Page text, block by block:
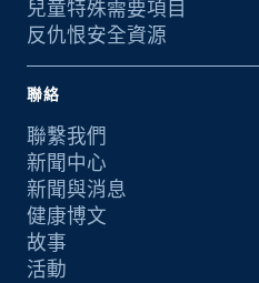
兒童特殊需要項目
反仇恨安全資源
聯絡
聯繫我們
新聞中心
新聞與消息
健康博文
故事
活動